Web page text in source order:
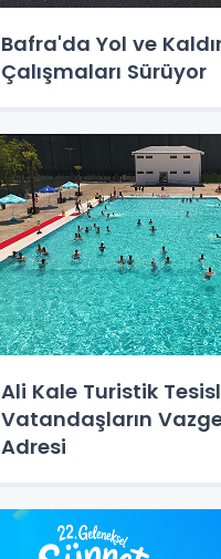
Bafra'da Yol ve
Çalışmaları Sürüyor
Ali Kale Turistik
Vatandaşların
Adresi